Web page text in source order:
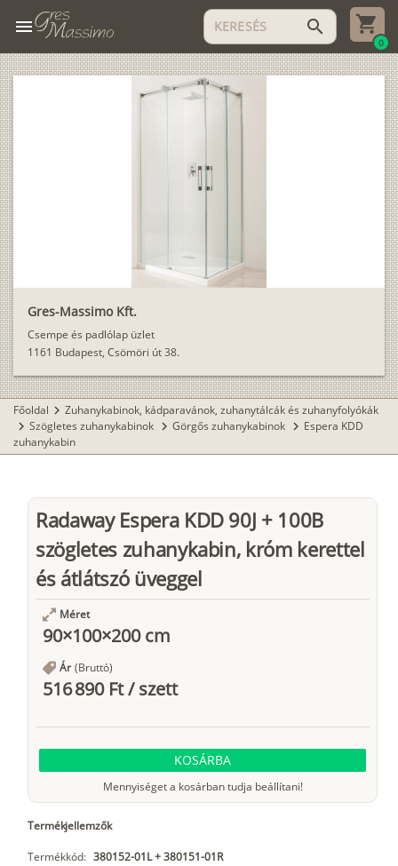
menu search
0
Gres-Massimo Kft.
Csempe és padlólap üzlet
1161 Budapest, Csömöri út 38.
Főoldal chevron_right Zuhanykabinok, kádparavánok, zuhanytálcák és zuhanyfolyókák
chevron_right Szögletes zuhanykabinok chevron_right Görgős zuhanykabinok chevron_right Espera KDD
zuhanykabin
Radaway Espera KDD 90J + 100B
szögletes zuhanykabin, króm kerettel
és átlátszó üveggel
Méret
90×100×200 cm
Ár (Bruttó)
516 890 Ft/szett
KOSÁRBA
Mennyiséget a kosárban tudja beállítani!
Termékjellemzők
Termékkód: 380152-01L + 380151-01R